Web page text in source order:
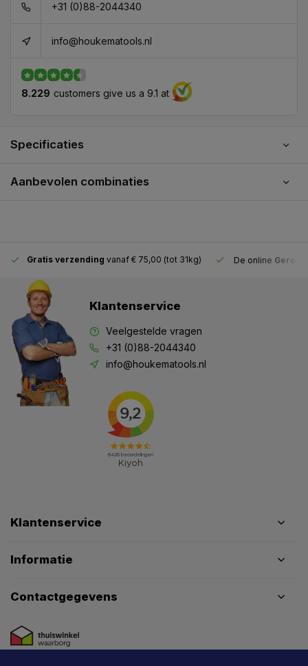
+31 (0)88-2044340
info@houkematools.nl
8.229 customers give us a 9.1 at
Specificaties
Aanbevolen combinaties
Gratis verzending vanaf € 75,00 (tot 31kg) De online
Klantenservice
Veelgestelde vragen
+31 (0)88-2044340
info@houkematools.nl
Klantenservice
Informatie
Contactgegevens